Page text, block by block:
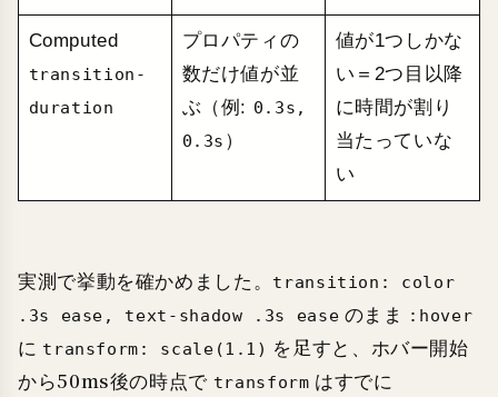
Computed
transition-
duration
プロパティの
数だけ値が並
ぶ（例: 0.3s,
0.3s ）
値が1つしかな
い＝2つ目以降
に時間が割り
当たっていな
い
実測で挙動を確かめました。
transition: color
.3s ease, text-shadow .3s ease のまま :hover
に transform: scale(1.1) を足すと、ホバー開始
から50ms後の時点で transform はすでに